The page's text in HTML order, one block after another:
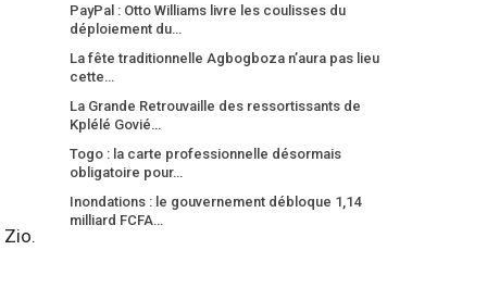
PayPal : Otto Williams livre les coulisses du
déploiement du…
La fête traditionnelle Agbogboza n’aura pas lieu
cette…
La Grande Retrouvaille des ressortissants de
Kplélé Govié…
Togo : la carte professionnelle désormais
obligatoire pour…
Inondations : le gouvernement débloque 1,14
milliard FCFA…